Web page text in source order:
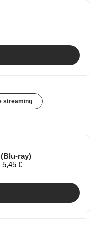
streaming
ray)
5,45 €